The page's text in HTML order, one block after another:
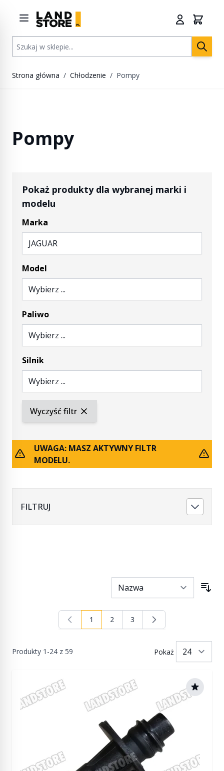
Szukaj w sklepie...
Strona główna / Chłodzenie / Pompy
Pompy
Pokaż produkty dla wybranej marki i
modelu
Marka
JAGUAR
Model
Wybierz ...
Paliwo
Wybierz ...
Silnik
Wybierz ...
Wyczyść filtr
UWAGA: MASZ AKTYWNY FILTR
MODELU.
FILTRUJ
Produkty 1 -24 z 59
Aktualnie czytasz stronę
1 Strona
2 Strona
3
Pokaż